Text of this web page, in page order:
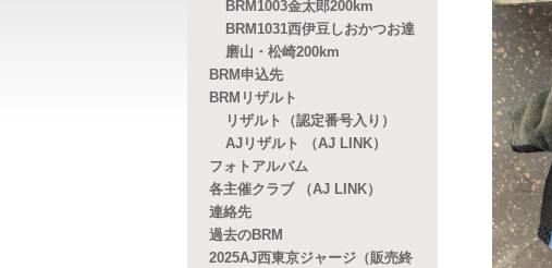
BRM1003金太郎200km
BRM1031西伊豆しおかつお達
磨山・松崎200km
BRM申込先
BRMリザルト
リザルト（認定番号入り）
AJリザルト （AJ LINK）
フォトアルバム
各主催クラブ （AJ LINK）
連絡先
過去のBRM
2025AJ西東京ジャージ（販売終